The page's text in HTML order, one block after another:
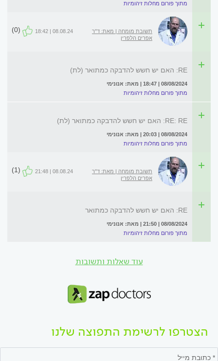
מתוך פורום מחלות זיהומיות
תשובת מומחה | מאת: ד"ר
אפרים הלפרין
08.08.24 | 18:42
(0)
RE: האם יש חשש להדבקה כמתואר (לת)
08/08/2024 | 18:47 | מאת: אנונימי
מתוך פורום מחלות זיהומיות
RE: RE: האם יש חשש להדבקה כמתואר (לת)
08/08/2024 | 20:03 | מאת: אנונימי
מתוך פורום מחלות זיהומיות
תשובת מומחה | מאת: ד"ר
אפרים הלפרין
08.08.24 | 21:48
(1)
RE: האם יש חשש להדבקה כמתואר
08/08/2024 | 21:50 | מאת: אנונימי
מתוך פורום מחלות זיהומיות
עוד שאלות ותשובות
הצטרפו לרשימת התפוצה שלנו